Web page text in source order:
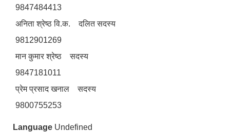
9847484413
अनिता श्रेष्ठ वि.क. दलित सदस्य
9812901269
मान कुमार श्रेष्ठ सदस्य
9847181011
प्रेम प्रसाद खनाल सदस्य
9800755253
Language Undefined